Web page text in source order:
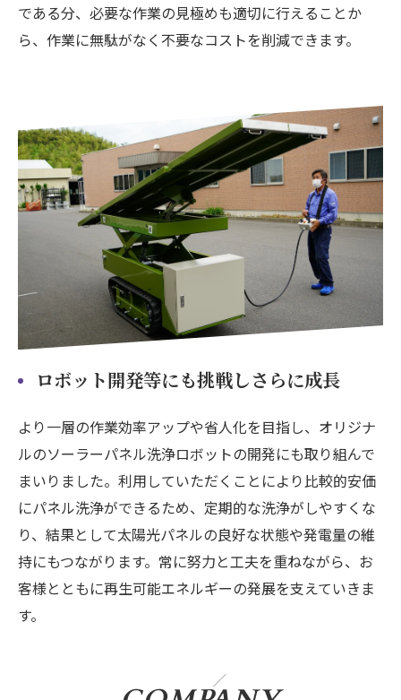
である分、必要な作業の見極めも適切に行えることか
ら、作業に無駄がなく不要なコストを削減できます。
ロボット開発等にも挑戦しさらに成長
より一層の作業効率アップや省人化を目指し、オリジナ
ルのソーラーパネル洗浄ロボットの開発にも取り組んで
まいりました。利用していただくことにより比較的安価
にパネル洗浄ができるため、定期的な洗浄がしやすくな
り、結果として太陽光パネルの良好な状態や発電量の維
持にもつながります。常に努力と工夫を重ねながら、お
客様とともに再生可能エネルギーの発展を支えていきま
す。